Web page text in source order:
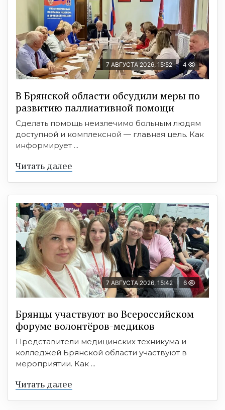
7 АВГУСТА 2026, 15:52 4
В Брянской области обсудили меры по
развитию паллиативной помощи
Сделать помощь неизлечимо больным людям
доступной и комплексной — главная цель. Как
информирует ...
Читать далее
7 АВГУСТА 2026, 15:42 6
Брянцы участвуют во Всероссийском
форуме волонтёров-медиков
Представители медицинских техникума и
колледжей Брянской области участвуют в
мероприятии. Как ...
Читать далее